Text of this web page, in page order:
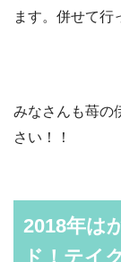
ます。併せて行
みなさんも苺の
さい！！
2018年は
ド！テイ